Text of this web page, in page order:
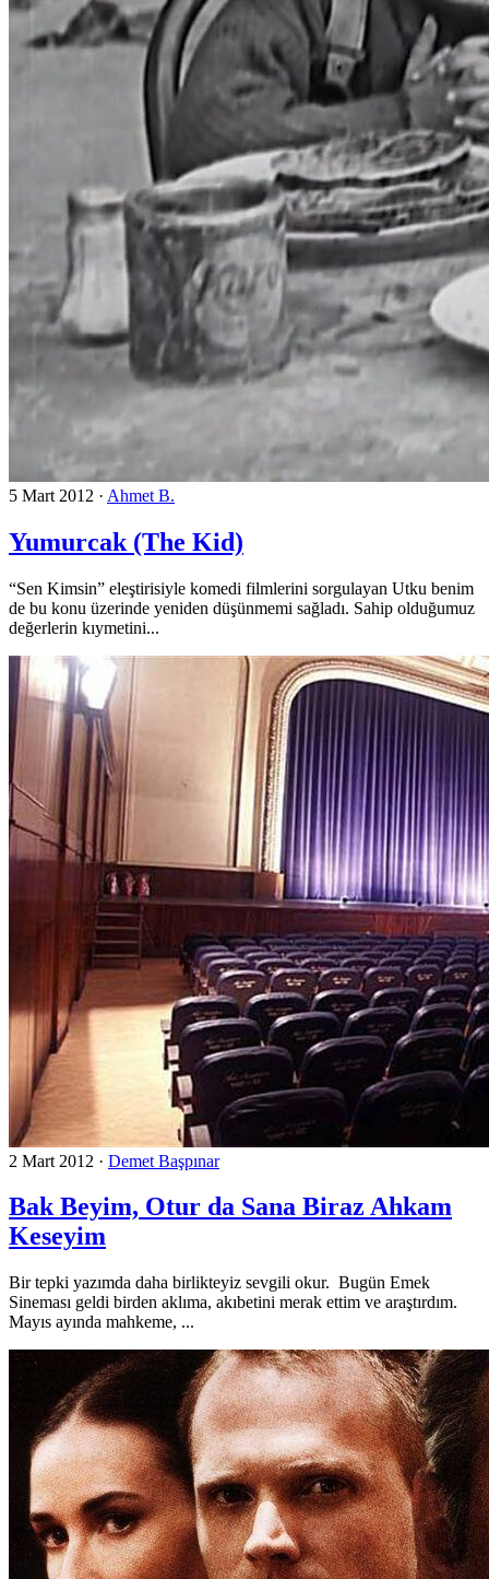
5 Mart 2012 · Ahmet B.
Yumurcak (The Kid)
“Sen Kimsin” eleştirisiyle komedi filmlerini sorgulayan Utku benim
de bu konu üzerinde yeniden düşünmemi sağladı. Sahip olduğumuz
değerlerin kıymetini...
2 Mart 2012 · Demet Başpınar
Bak Beyim, Otur da Sana Biraz Ahkam
Keseyim
Bir tepki yazımda daha birlikteyiz sevgili okur. Bugün Emek
Sineması geldi birden aklıma, akıbetini merak ettim ve araştırdım.
Mayıs ayında mahkeme, ...